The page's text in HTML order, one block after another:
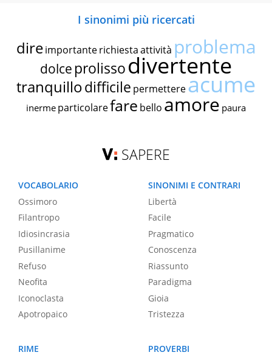
I sinonimi più ricercati
dire importante richiestaattività problema
dolce prolissodivertente
tranquillodifficile permettereacume
inerme particolarefare bello amore paura
SAPERE
VOCABOLARIO
Ossimoro
Filantropo
Idiosincrasia
Pusillanime
Refuso
Neofita
Iconoclasta
Apotropaico
SINONIMI E CONTRARI
Libertà
Facile
Pragmatico
Conoscenza
Riassunto
Paradigma
Gioia
Tristezza
RIME
PROVERBI